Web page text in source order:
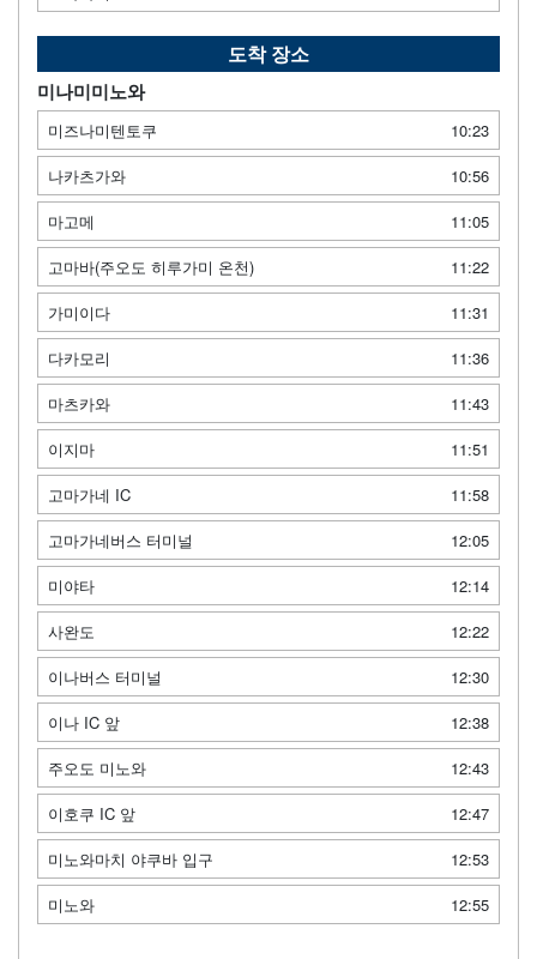
도착 장소
미나미미노와
미즈나미텐토쿠
10:23
나카츠가와
10:56
마고메
11:05
고마바(주오도 히루가미 온천)
11:22
가미이다
11:31
다카모리
11:36
마츠카와
11:43
이지마
11:51
고마가네 IC
11:58
고마가네버스 터미널
12:05
미야타
12:14
사완도
12:22
이나버스 터미널
12:30
이나 IC 앞
12:38
주오도 미노와
12:43
이호쿠 IC 앞
12:47
미노와마치 야쿠바 입구
12:53
미노와
12:55